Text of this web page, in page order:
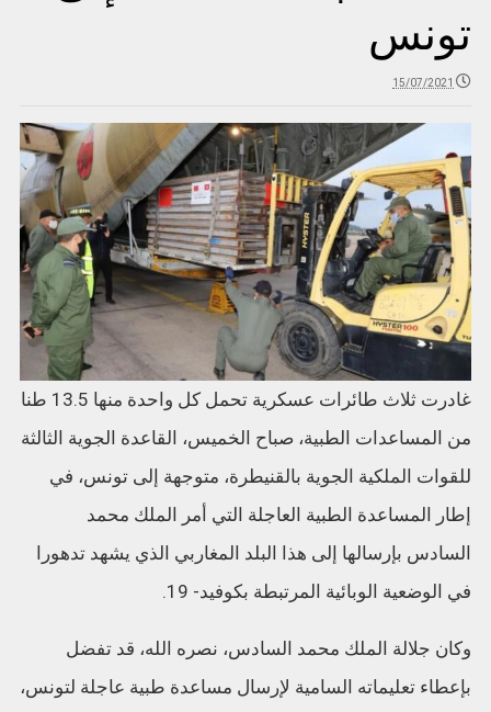
تونس
15/07/2021
غادرت ثلاث طائرات عسكرية تحمل كل واحدة منها 13.5 طنا
من المساعدات الطبية، صباح الخميس، القاعدة الجوية الثالثة
للقوات الملكية الجوية بالقنيطرة، متوجهة إلى تونس، في
إطار المساعدة الطبية العاجلة التي أمر الملك محمد
السادس بإرسالها إلى هذا البلد المغاربي الذي يشهد تدهورا
في الوضعية الوبائية المرتبطة بكوفيد- 19.
وكان جلالة الملك محمد السادس، نصره الله، قد تفضل
بإعطاء تعليماته السامية لإرسال مساعدة طبية عاجلة لتونس،